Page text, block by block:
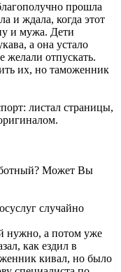
прошла
и ждала, когда этот
и мужа. Дети
а она устало
желали отпускать.
их, но таможенник
листал страницы,
Может Вы
случайно
нужно, а потом уже
как ездил в
кивал, но было